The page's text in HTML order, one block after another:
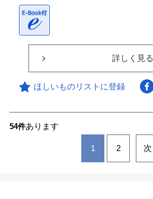
詳しく見る
ほしいものリストに登録
54件あります
1 2 次